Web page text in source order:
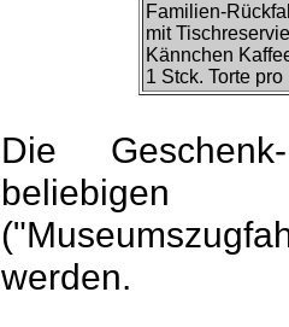
Familien-
mit
Kännchen
1 Stck. Torte pro
Die
beliebigen
werden.